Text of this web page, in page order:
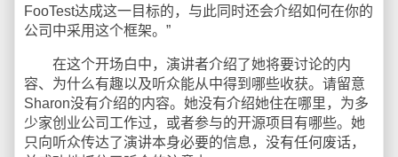
FooTest达成这一目标的，与此同时还会介绍如何在你的
公司中采用这个框架。”
在这个开场白中，演讲者介绍了她将要讨论的内
容、为什么有趣以及听众能从中得到哪些收获。请留意
Sharon没有介绍的内容。她没有介绍她住在哪里，为多
少家创业公司工作过，或者参与的开源项目有哪些。她
只向听众传达了演讲本身必要的信息，没有任何废话，